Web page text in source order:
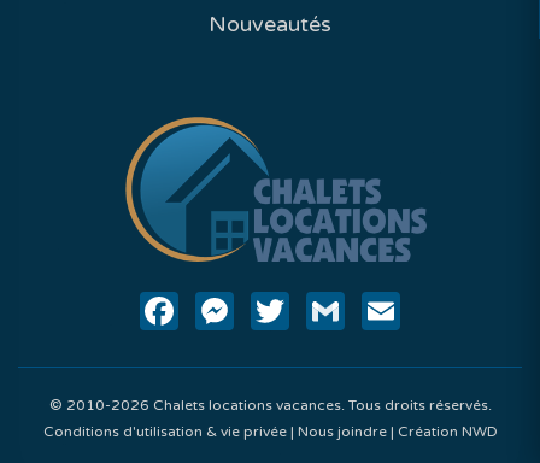
Nouveautés
FacebookMessenger
Twitter Gmail
© 2010-2026 Chalets locations vacances. Tous droits réservés.
Conditions d'utilisation & vie privée| Nous joindre| Création NWD